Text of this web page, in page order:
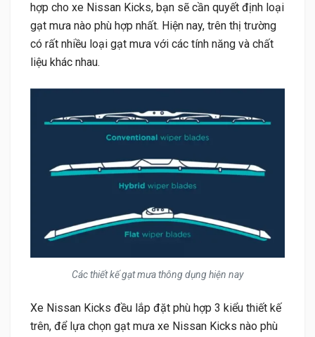
hợp cho xe Nissan Kicks, bạn sẽ cần quyết định loại
gạt mưa nào phù hợp nhất. Hiện nay, trên thị trường
có rất nhiều loại gạt mưa với các tính năng và chất
liệu khác nhau.
Các thiết kế gạt mưa thông dụng hiện nay
Xe Nissan Kicks đều lắp đặt phù hợp 3 kiểu thiết kế
trên, để lựa chọn gạt mưa xe Nissan Kicks nào phù